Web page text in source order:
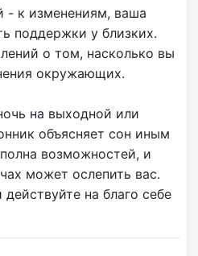
- к изменениям, ваша
поддержки у близких.
о том, насколько вы
окружающих.
на выходной или
объясняет сон иным
возможностей, и
может ослепить вас.
на благо себе